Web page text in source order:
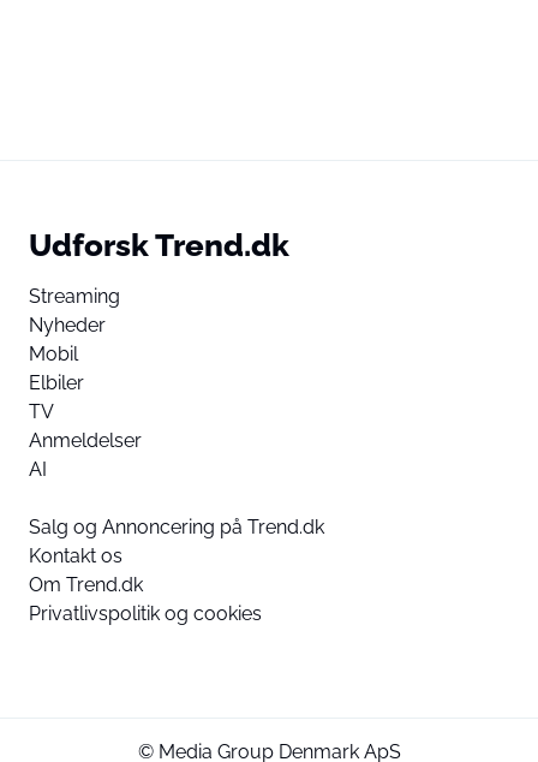
Udforsk Trend.dk
Streaming
Nyheder
Mobil
Elbiler
TV
Anmeldelser
AI
Salg og Annoncering på Trend.dk
Kontakt os
Om Trend.dk
Privatlivspolitik og cookies
© Media Group Denmark ApS